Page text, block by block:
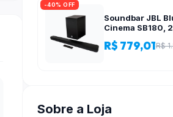
-40% OFF
Soundbar JBL
Cinema SB180,
110W RMS
R$ 779,01R$
Sobre a Loja